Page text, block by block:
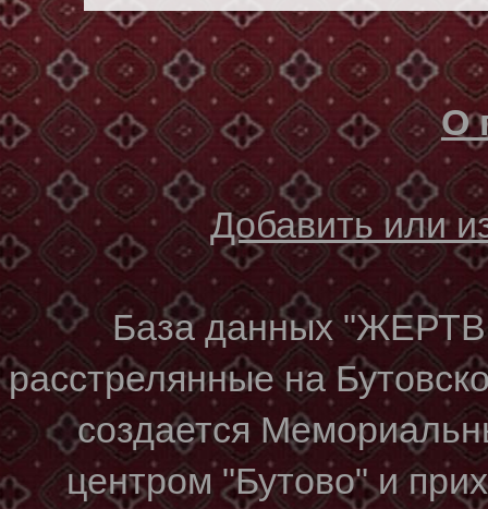
О
Добавить или
База данных
расстрелянные на
создается
центром "Бутово" и